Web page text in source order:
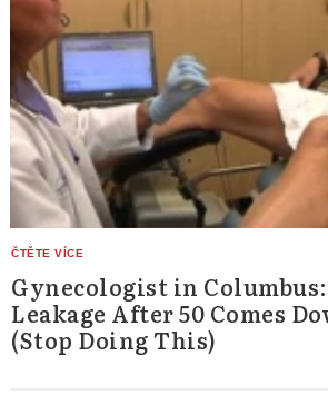
Gynecologist in
Leakage After 50 Comes
(Stop Doing This)